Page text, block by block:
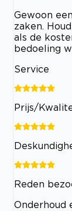
Gewoon
zaken.
als de
bedoeling
Service
Prijs/
Reden
Onderhoud